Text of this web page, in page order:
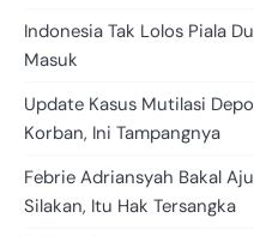
Indonesia Tak Lolos Piala
Masuk
Update Kasus Mutilasi
Korban, Ini Tampangnya
Febrie Adriansyah Bakal
Silakan, Itu Hak Tersangka